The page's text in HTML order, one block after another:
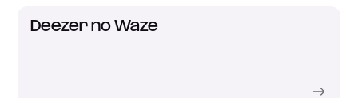
Deezer no Waze